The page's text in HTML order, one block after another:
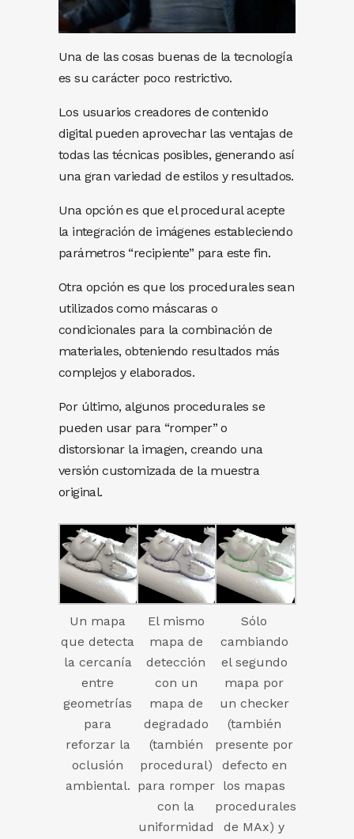
Una de las cosas buenas de la tecnología
es su carácter poco restrictivo.
Los usuarios creadores de contenido
digital pueden aprovechar las ventajas de
todas las técnicas posibles, generando así
una gran variedad de estilos y resultados.
Una opción es que el procedural acepte
la integración de imágenes estableciendo
parámetros “recipiente” para este fin.
Otra opción es que los procedurales sean
utilizados como máscaras o
condicionales para la combinación de
materiales, obteniendo resultados más
complejos y elaborados.
Por último, algunos procedurales se
pueden usar para “romper” o
distorsionar la imagen, creando una
versión customizada de la muestra
original.
Un mapa
que detecta
la cercanía
entre
geometrías
para
reforzar la
oclusión
ambiental.
El mismo
mapa de
detección
con un
mapa de
degradado
(también
procedural)
para romper
con la
uniformidad
Sólo
cambiando
el segundo
mapa por
un checker
(también
presente por
defecto en
los mapas
procedurales
de MAx) y